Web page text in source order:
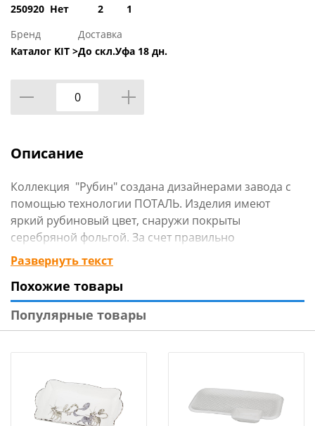
250920 Нет
2
1
Бренд
Каталог KIT >
Доставка
До скл.Уфа 18 дн.
Описание
Коллекция "Рубин" создана дизайнерами завода с
помощью технологии ПОТАЛЬ. Изделия имеют
яркий рубиновый цвет, снаружи покрыты
серебряной фольгой. За счет правильно
подобранных компонентов все изделия серии
"Рубин" имееют очень глубокий, насыщенный
цвет, как бы "светятся изнутри". Состав: пищевое
стекло, серебряная фольга, лак. Не использовать в
микроволоной печи, посудомоечной машине. Не
губки и щелочные моющие средства.
Развернуть текст
Похожие товары
Популярные товары